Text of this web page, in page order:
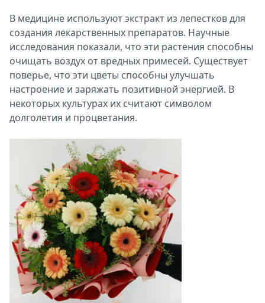
В медицине используют экстракт из лепестков для
создания лекарственных препаратов. Научные
исследования показали, что эти растения способны
очищать воздух от вредных примесей. Существует
поверье, что эти цветы способны улучшать
настроение и заряжать позитивной энергией. В
некоторых культурах их считают символом
долголетия и процветания.